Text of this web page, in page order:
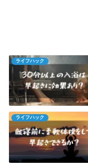
ライフハック
ライフハック